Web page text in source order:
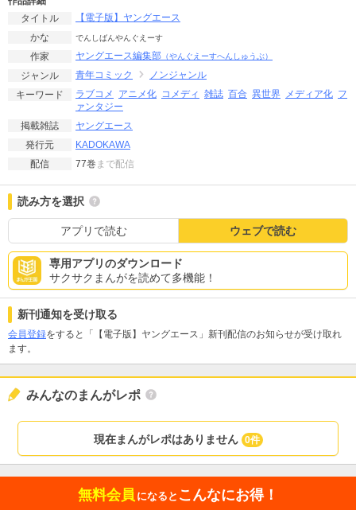
タイトル
【電子版】ヤングエース
かな
でんしばんやんぐえーす
作家 ヤングエース編集部 （やんぐえーすへんしゅうぶ）
ジャンル 青年コミック
ノンジャンル
キーワード
ラブコメ アニメ化 コメディ 雑誌 百合 異世界 メディア化 フ
ァンタジー
掲載雑誌
ヤングエース
発行元
KADOKAWA
配信
77巻 まで配信
読み方を選択
アプリで読む ウェブで読む
専用アプリのダウンロード
サクサクまんがを読めて多機能！
新刊通知を受け取る
会員登録をすると「【電子版】ヤングエース」新刊配信のお知らせが受け取れ
ます。
みんなのまんがレポ
現在まんがレポはありません 0件
無料会員 になると こんなにお得！